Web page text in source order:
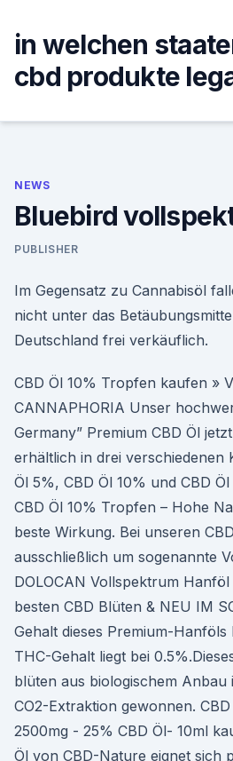
content
in welchen
cbd produkte
NEWS
Bluebird
PUBLISHER
Im Gegensatz zu Cannabisöl
nicht unter das
Deutschland frei verkäuflich.
CBD Öl 10% Tropfen kaufen »
CANNAPHORIA Unser
Germany” Premium CBD Öl
erhältlich in drei verschiedenen
Öl 5%, CBD Öl 10% und CBD
CBD Öl 10% Tropfen – Hohe
beste Wirkung. Bei unseren
ausschließlich um sogenannte
DOLOCAN Vollspektrum
besten CBD Blüten & NEU IM
Gehalt dieses Pre­mi­um-
THC-Gehalt liegt bei
blüten aus biol­o­gis­chem Anbau
CO2-Extrak­tion gewon­nen.
2500mg - 25% CBD Öl- 10ml
Öl von CBD-Nature eignet sich